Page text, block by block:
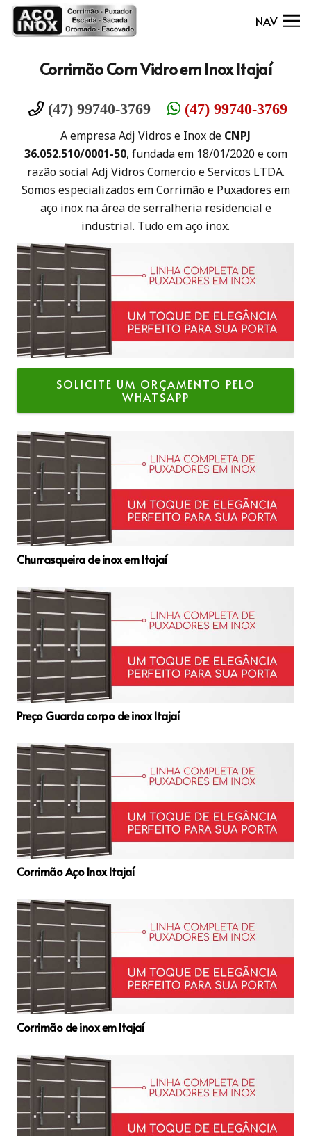
NAV
Corrimão Com Vidro em Inox Itajaí
(47) 99740-3769 (47) 99740-3769
A empresa Adj Vidros e Inox de CNPJ
36.052.510/0001-50, fundada em 18/01/2020 e com
razão social Adj Vidros Comercio e Servicos LTDA.
Somos especializados em Corrimão e Puxadores em
aço inox na área de serralheria residencial e
industrial. Tudo em aço inox.
SOLICITE UM ORÇAMENTO PELO
WHATSAPP
Churrasqueira de inox em Itajaí
Preço Guarda corpo de inox Itajaí
Corrimão Aço Inox Itajaí
Corrimão de inox em Itajaí